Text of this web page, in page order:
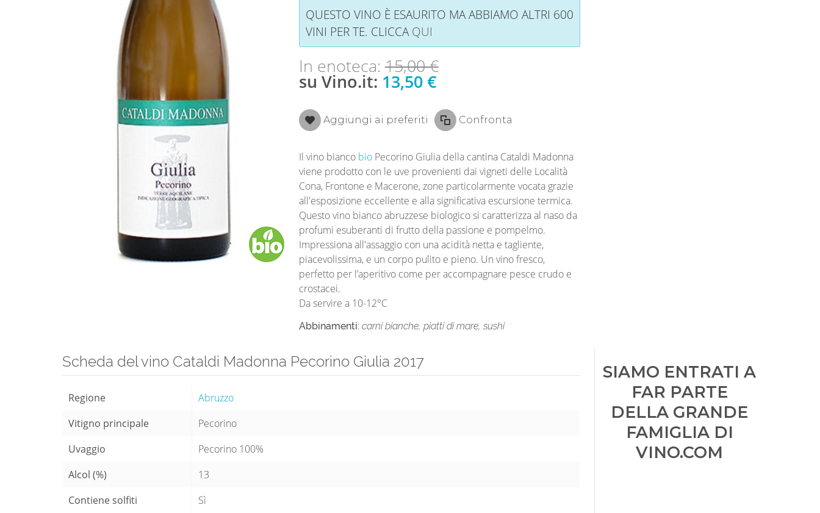
QUESTO VINO È ESAURITO MA ABBIAMO ALTRI 600
VINI PER TE. CLICCAQUI
In enoteca:15,00 €
su Vino.it: 13,50 €
Aggiungi ai preferiti Confronta
Il vino bianco bioPecorino Giulia della cantina Cataldi Madonna
viene prodotto con le uve provenienti dai vigneti delle Località
Cona, Frontone e Macerone, zone particolarmente vocata grazie
all'esposizione eccellente e alla significativa escursione termica.
Questo vino bianco abruzzese biologico si caratterizza al naso da
profumi esuberanti di frutto della passione e pompelmo.
Impressiona all'assaggio con una acidità netta e tagliente,
piacevolissima, e un corpo pulito e pieno. Un vino fresco,
perfetto per l’aperitivo come per accompagnare pesce crudo e
crostacei.
Da servire a 10-12°C
Abbinamenti: carni bianche, piatti di mare, sushi
Scheda del vino Cataldi Madonna Pecorino Giulia 2017
Regione
Abruzzo
Vitigno principale
Pecorino
Uvaggio
Pecorino 100%
Alcol (%)
13
Contiene solfiti
Sì
SIAMO ENTRATI A
FAR PARTE
DELLA GRANDE
FAMIGLIA DI
VINO.COM